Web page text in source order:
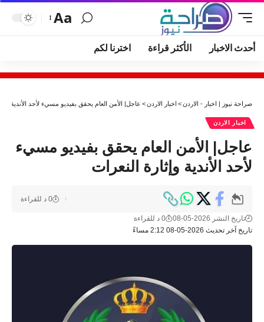
Aa
أحدث الاخبار الأكثر قراءة اخترنا لكم
صراحة نيوز | اخبار - الاردن> اخبار الاردن> عاجل| الأمن العام يحقق بفيديو مسيء لأحد الأندية
اخبار الاردن
عاجل| الأمن العام يحقق بفيديو مسيء
لأحد الأندية وإثارة النعرات
تاريخ آخر تحديث 2026-05-08 2:12 مساءً
تاريخ النشر 2026-05-08 0 د للقراءة
0 د للقراءة